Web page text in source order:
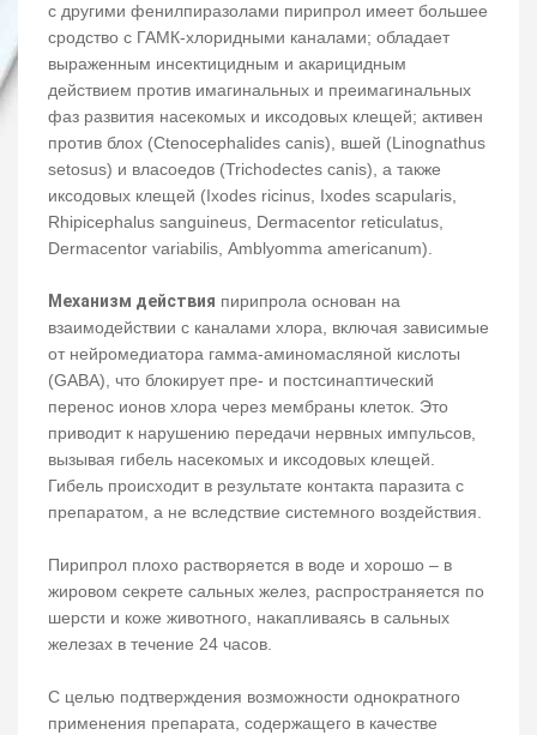
с другими фенилпиразолами пирипрол имеет большее
сродство с ГАМК-хлоридными каналами; обладает
выраженным инсектицидным и акарицидным
действием против имагинальных и преимагинальных
фаз развития насекомых и иксодовых клещей; активен
против блох (Ctenocephalides canis), вшей (Linognathus
setosus) и власоедов (Trichodectes canis), а также
иксодовых клещей (Ixodes ricinus, Ixodes scapularis,
Rhipicephalus sanguineus, Dermacentor reticulatus,
Dermacentor variabilis, Amblyomma americanum).
Механизм действия пирипрола основан на
взаимодействии с каналами хлора, включая зависимые
от нейромедиатора гамма-аминомасляной кислоты
(GABA), что блокирует пре- и постсинаптический
перенос ионов хлора через мембраны клеток. Это
приводит к нарушению передачи нервных импульсов,
вызывая гибель насекомых и иксодовых клещей.
Гибель происходит в результате контакта паразита с
препаратом, а не вследствие системного воздействия.
Пирипрол плохо растворяется в воде и хорошо – в
жировом секрете сальных желез, распространяется по
шерсти и коже животного, накапливаясь в сальных
железах в течение 24 часов.
С целью подтверждения возможности однократного
применения препарата, содержащего в качестве